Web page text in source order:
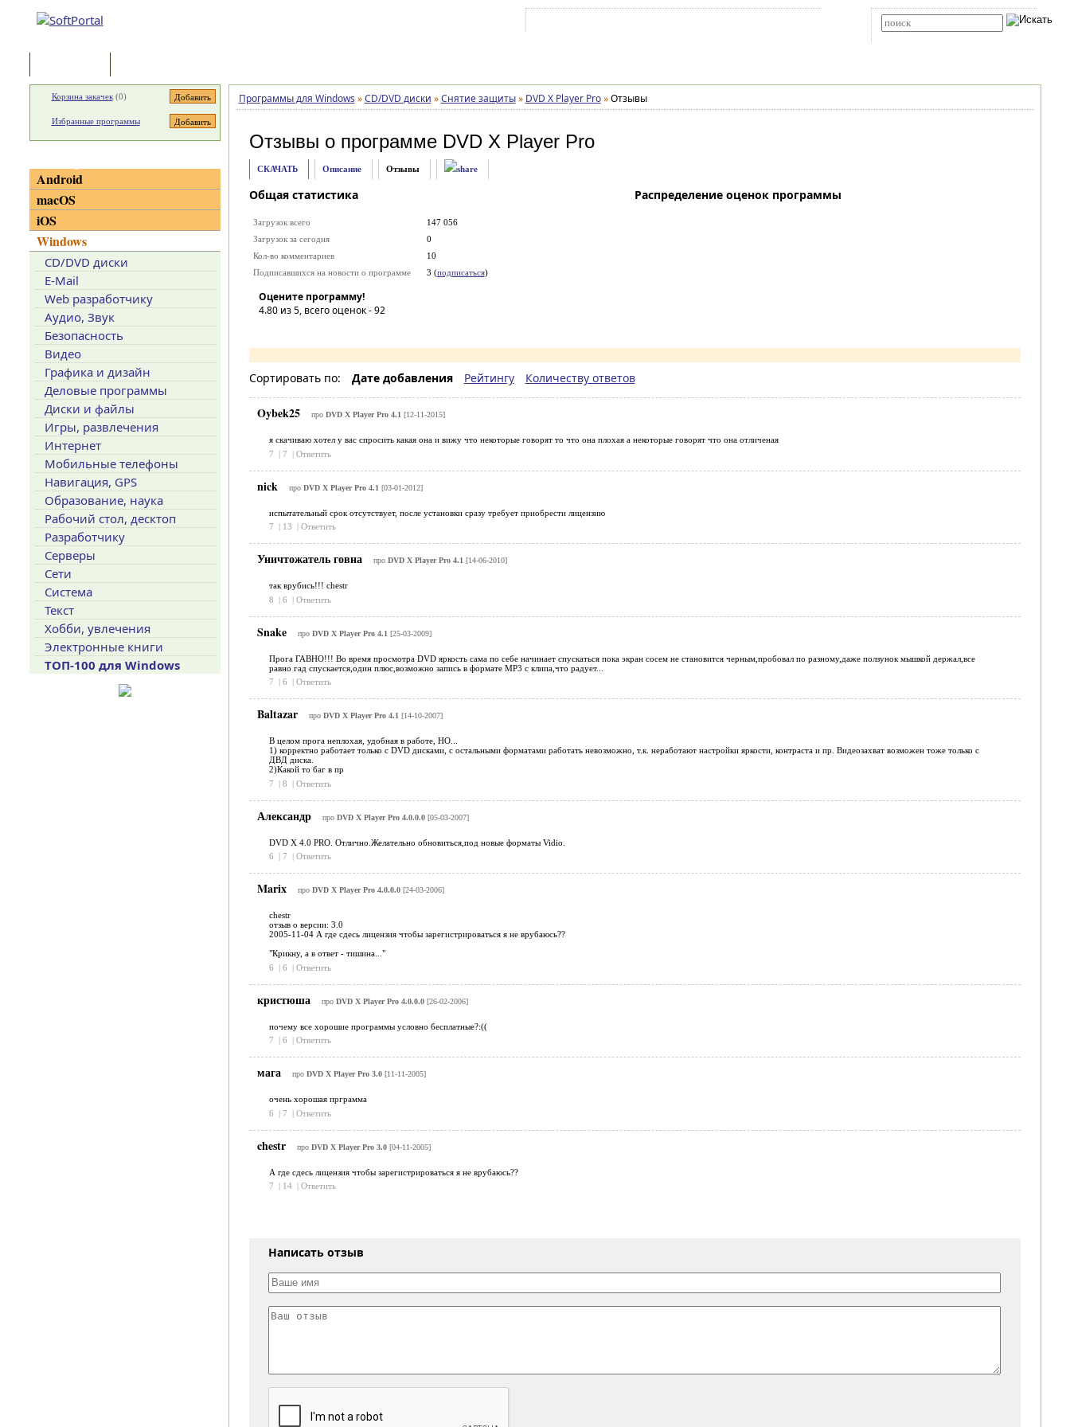
Программы для Windows » CD/DVD диски » Снятие защиты » DVD X Player Pro » Отзывы
Отзывы о программе DVD X Player Pro
СКАЧАТЬ Описание Отзывы
Общая статистика
Загрузок всего
147 056
Загрузок за сегодня
0
Кол-во комментариев
10
Подписавшихся на новости о программе
3 (подписаться)
Оцените программу!
4.80из 5, всего оценок -92
Распределение оценок программы
Сортировать по: Дате добавления Рейтингу Количеству ответов
Oybek25 про DVD X Player Pro 4.1 [12-11-2015]
я скачиваю хотел у вас спросить какая она и вижу что некоторые говорят то что она плохая а некоторые говорят что она отличеная
7
| 7 | Ответить
nick про DVD X Player Pro 4.1 [03-01-2012]
испытательный срок отсутствует, после установки сразу требует приобрести лицензию
7
| 13 | Ответить
Уничтожатель говна про DVD X Player Pro 4.1 [14-06-2010]
так врубись!!! chestr
8
| 6 | Ответить
Snake про DVD X Player Pro 4.1 [25-03-2009]
Прога ГАВНО!!! Во время просмотра DVD яркость сама по себе начинает спускаться пока экран сосем не становится черным,пробовал по разному,даже ползунок мышкой держал,все
равно гад спускается,один плюс,возможно запись в формате MP3 с клипа,что радует...
7
| 6 | Ответить
Baltazar про DVD X Player Pro 4.1 [14-10-2007]
В целом прога неплохая, удобная в работе, НО...
1) корректно работает только с DVD дисками, с остальными форматами работать невозможно, т.к. неработают настройки яркости, контраста и пр. Видеозахват возможен тоже только с
ДВД диска.
2)Какой то баг в пр
7
| 8 | Ответить
Александр про DVD X Player Pro 4.0.0.0[05-03-2007]
DVD X 4.0 PRO. Отлично.Желательно обновиться,под новые форматы Vidio.
6
| 7 | Ответить
Marix про DVD X Player Pro 4.0.0.0[24-03-2006]
chestr
отзыв о версии: 3.0
2005-11-04 А где сдесь лицензия чтобы зарегистрироваться я не врубаюсь??
"Крикну, а в ответ - тишина..."
6
| 6 | Ответить
кристюша про DVD X Player Pro 4.0.0.0[26-02-2006]
почему все хорошие программы условно бесплатные?:((
7
| 6 | Ответить
мага про DVD X Player Pro 3.0[11-11-2005]
очень хорошая прграмма
6
| 7 | Ответить
chestr про DVD X Player Pro 3.0[04-11-2005]
А где сдесь лицензия чтобы зарегистрироваться я не врубаюсь??
7
| 14 | Ответить
Написать отзыв
Корзина закачек(0)
Избранные программы
Android
macOS
iOS
Windows
CD/DVD диски
E-Mail
Web разработчику
Аудио, Звук
Безопасность
Видео
Графика и дизайн
Деловые программы
Диски и файлы
Игры, развлечения
Интернет
Мобильные телефоны
Навигация, GPS
Образование, наука
Рабочий стол, десктоп
Разработчику
Серверы
Сети
Система
Текст
Хобби, увлечения
Электронные книги
ТОП-100 для Windows